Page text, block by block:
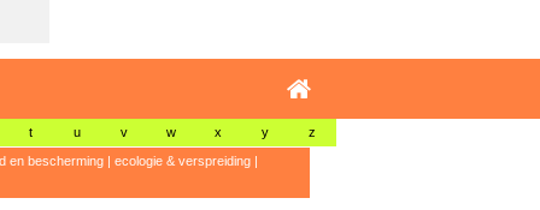
t u v w x y z
en bescherming| ecologie & verspreiding|